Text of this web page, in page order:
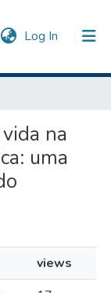
Log In (current)
na
uma
views